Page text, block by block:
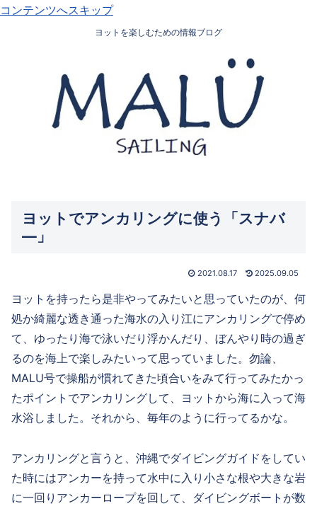
コンテンツへスキップ
ヨットを楽しむための情報ブログ
ヨットでアンカリングに使う「スナバ
―」
2021.08.17 2025.09.05
ヨットを持ったら是非やってみたいと思っていたのが、何
処か綺麗な透き通った海水の入り江にアンカリングで停め
て、ゆったり海で泳いだり浮かんだり、ぼんやり時の過ぎ
るのを海上で楽しみたいって思っていました。勿論、
MALU号で操船が慣れてきた頃合いをみて行ってみたかっ
たポイントでアンカリングして、ヨットから海に入って海
水浴しました。それから、毎年のように行ってるかな。
アンカリングと言うと、沖縄でダイビングガイドをしてい
た時にはアンカーを持って水中に入り小さな根や大きな岩
に一回りアンカーロープを回して、ダイビングボートが数